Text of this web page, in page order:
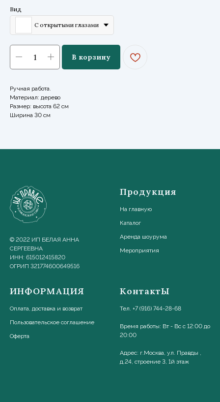
Вид
С открытыми глазами
В корзину
Ручная работа.
Материал: дерево
Размер: высота 62 см
Ширина 30 см
© 2022 ИП БЕЛАЯ АННА
СЕРГЕЕВНА
ИНН: 615012415820
ОГРИП 321774600649516
Продукция
На главную
Каталог
Аренда шоурума
Мероприятия
ИНФОРМАЦИЯ
Оплата, доставка и возврат
Пользовательское соглашение
Оферта
КонтактЫ
Тел. +7 (916) 744-28-68
Время работы: Вт - Вс с 12:00 до
20:00
Адрес: г.Москва, ул. Правды ,
д.24, строение 3, 1й этаж